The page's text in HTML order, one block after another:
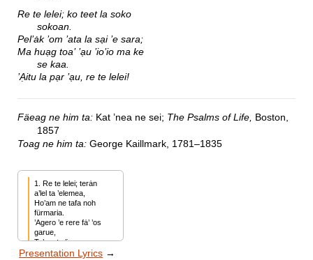
Re te lelei; ko teet la soko
sokoan.
Pel’ȧk ’om ’ata la sại ’e sara;
Ma huạg toa’ ’ạu ’io’io ma ke
se kaa.
’Ạitu la pạr ’ạu, re te lelei!
Fäeag ne him ta: Kat ’nea ne sei; The Psalms of Life, Boston,
1857
Toag ne him ta: George Kaillmark, 1781–1835
1. Re te lelei; terȧn
a’lel ta ’elemea,
Ho’am ne tafa noh
fürmaria.
’Agero ’e rere fȧ’ ’os
garue,
Te’ ne te ’is re ma re
te lelei!
Presentation Lyrics →